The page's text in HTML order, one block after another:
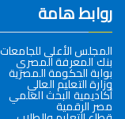
روابط هامة
المجلس الأعلى للجامعات
بنك المعرفة المصري
بوابة الحكومة المصرية
وزارة التعليم العالي
أكاديمية البحث العلمي
مصر الرقمية